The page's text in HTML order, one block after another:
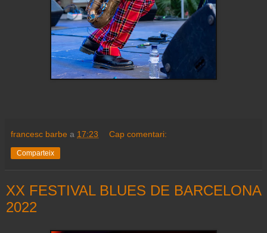
francesc barbe a 17:23 Cap comentari:
Comparteix
XX FESTIVAL BLUES DE BARCELONA
2022